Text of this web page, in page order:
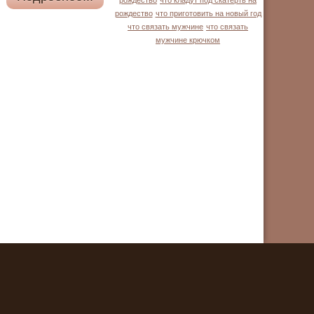
рождество что приготовить на новый год
что связать мужчине что связать
мужчине крючком